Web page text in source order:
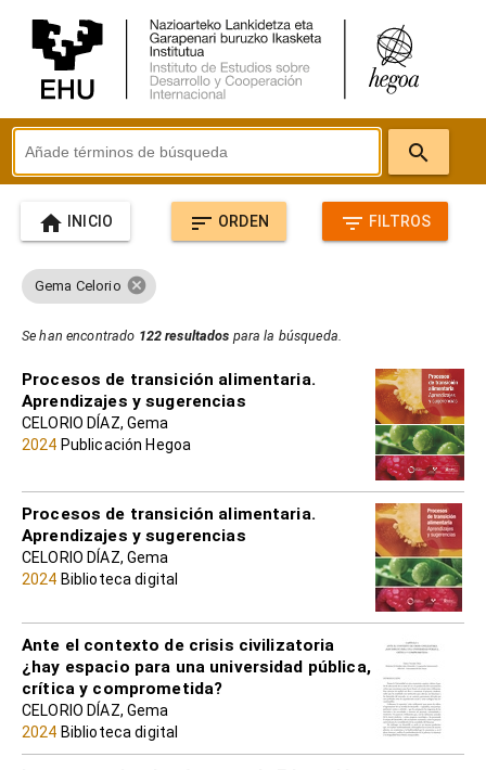
search
home INICIO sort ORDEN filter_list FILTROS
Gema Celorio cancel
Se han encontrado 122 resultados para la búsqueda.
Procesos de transición alimentaria.
Aprendizajes y sugerencias
CELORIO DÍAZ, Gema
2024 Publicación Hegoa
Procesos de transición alimentaria.
Aprendizajes y sugerencias
CELORIO DÍAZ, Gema
2024 Biblioteca digital
Ante el contexto de crisis civilizatoria
¿hay espacio para una universidad pública,
crítica y comprometida?
CELORIO DÍAZ, Gema
2024 Biblioteca digital